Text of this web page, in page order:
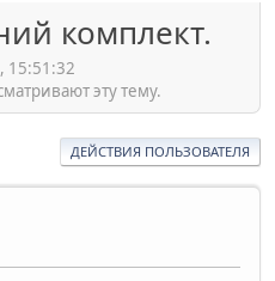
комплект.
15:51:32
эту тему.
ДЕЙСТВИЯ ПОЛЬЗОВАТЕЛЯ